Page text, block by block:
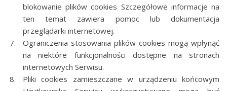
blokowanie plików cookies Szczegółowe informacje na
ten temat zawiera pomoc lub dokumentacja
przeglądarki internetowej.
Ograniczenia stosowania plików cookies mogą wpłynąć
na niektóre funkcjonalności dostępne na stronach
internetowych Serwisu.
Pliki cookies zamieszczane w urządzeniu końcowym